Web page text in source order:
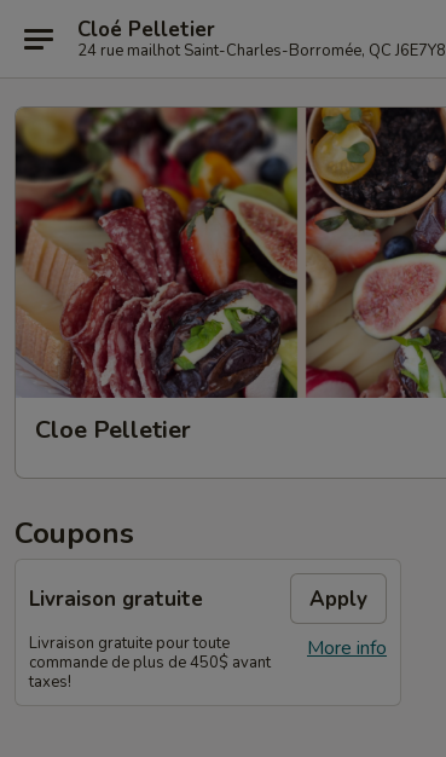
Cloé Pelletier
24 rue mailhot Saint-Charles-Borromée, QC J6E7Y8
Cloe Pelletier
Coupons
Livraison gratuite Apply
More info
Livraison gratuite pour toute
commande de plus de 450$ avant
taxes!